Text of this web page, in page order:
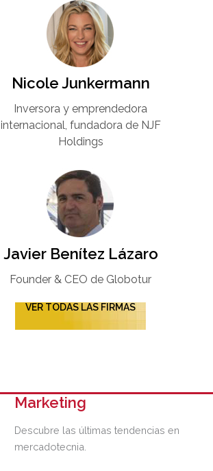
Nicole Junkermann​
Inversora y emprendedora
internacional, fundadora de NJF
Holdings
Javier Benítez Lázaro
Founder & CEO de Globotur​
VER TODAS LAS FIRMAS
Marketing
Descubre las últimas tendencias en
mercadotecnia.